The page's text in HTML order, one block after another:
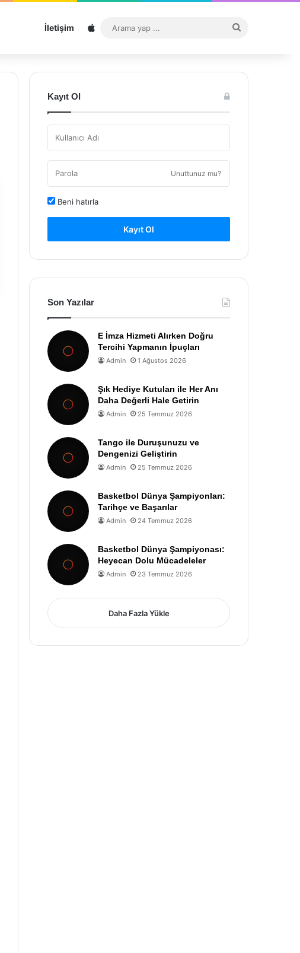
İletişim Sitemap
...
Kayıt Ol
Unuttunuz mu?
Beni hatırla
Kayıt Ol
Son Yazılar
E İmza Hizmeti Alırken Doğru
Tercihi Yapmanın İpuçları
Admin 1 Ağustos 2026
Şık Hediye Kutuları ile Her Anı
Daha Değerli Hale Getirin
Admin 25 Temmuz 2026
Tango ile Duruşunuzu ve
Dengenizi Geliştirin
Admin 25 Temmuz 2026
Basketbol Dünya Şampiyonları:
Tarihçe ve Başarılar
Admin 24 Temmuz 2026
Basketbol Dünya Şampiyonası:
Heyecan Dolu Mücadeleler
Admin 23 Temmuz 2026
Daha Fazla Yükle